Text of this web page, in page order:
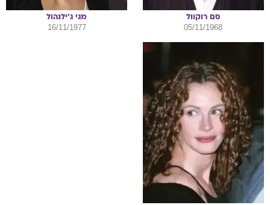
סם רוקוול
05/11/1968
מגי ג'ילנהול
16/11/1977